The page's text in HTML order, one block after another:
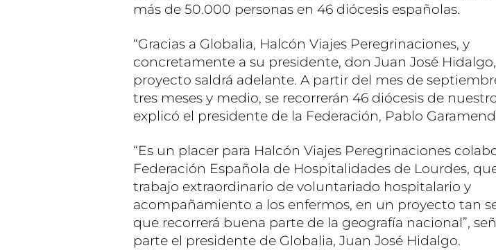
más de 50.000 personas en 46 diócesis españolas.
“Gracias a Globalia, Halcón Viajes Peregrinaciones, y
concretamente a su presidente, don Juan José
proyecto saldrá adelante. A partir del mes de
tres meses y medio, se recorrerán 46 diócesis de
explicó el presidente de la Federación, Pablo
“Es un placer para Halcón Viajes Peregrinaciones
Federación Española de Hospitalidades de Lourdes,
trabajo extraordinario de voluntariado hospitalario y
acompañamiento a los enfermos, en un proyecto tan
que recorrerá buena parte de la geografía nacional”,
parte el presidente de Globalia, Juan José Hidalgo.